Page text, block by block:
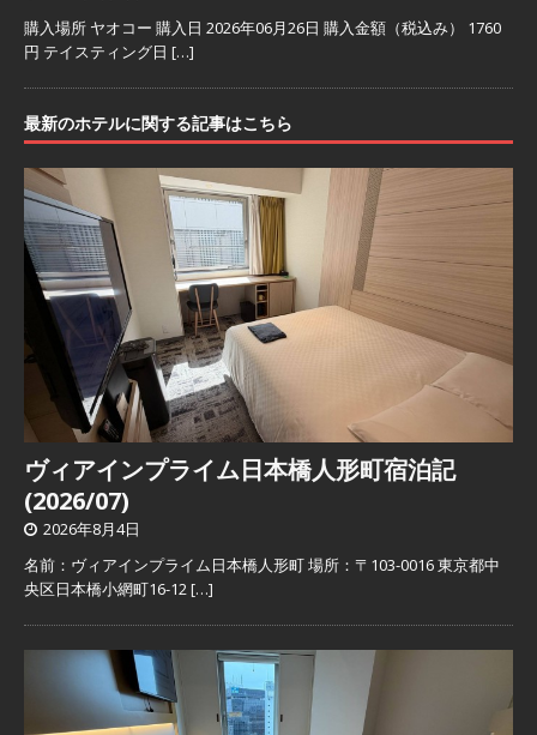
購入場所 ヤオコー 購入日 2026年06月26日 購入金額（税込み） 1760
円 テイスティング日 […]
最新のホテルに関する記事はこちら
ヴィアインプライム日本橋人形町宿泊記
(2026/07)
2026年8月4日
名前：ヴィアインプライム日本橋人形町 場所：〒103-0016 東京都中
央区日本橋小網町16-12[…]